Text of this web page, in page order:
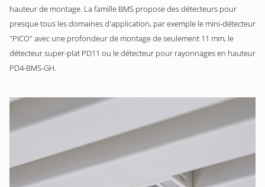
hauteur de montage. La famille BMS propose des détecteurs pour
presque tous les domaines d'application, par exemple le mini-détecteur
"PICO" avec une profondeur de montage de seulement 11 mm, le
détecteur super-plat PD11 ou le détecteur pour rayonnages en hauteur
PD4-BMS-GH.